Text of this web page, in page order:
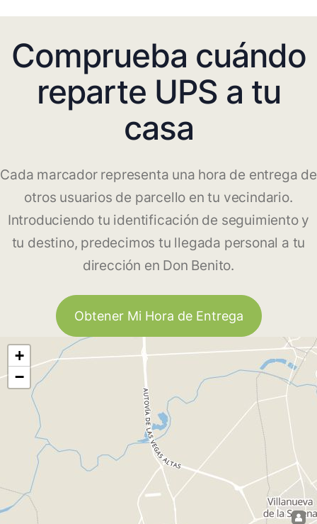
Comprueba cuándo
reparte UPS a tu
casa
Cada marcador representa una hora de entrega de
otros usuarios de parcello en tu vecindario.
Introduciendo tu identificación de seguimiento y
tu destino, predecimos tu llegada personal a tu
dirección en Don Benito.
Obtener Mi Hora de Entrega
+
−